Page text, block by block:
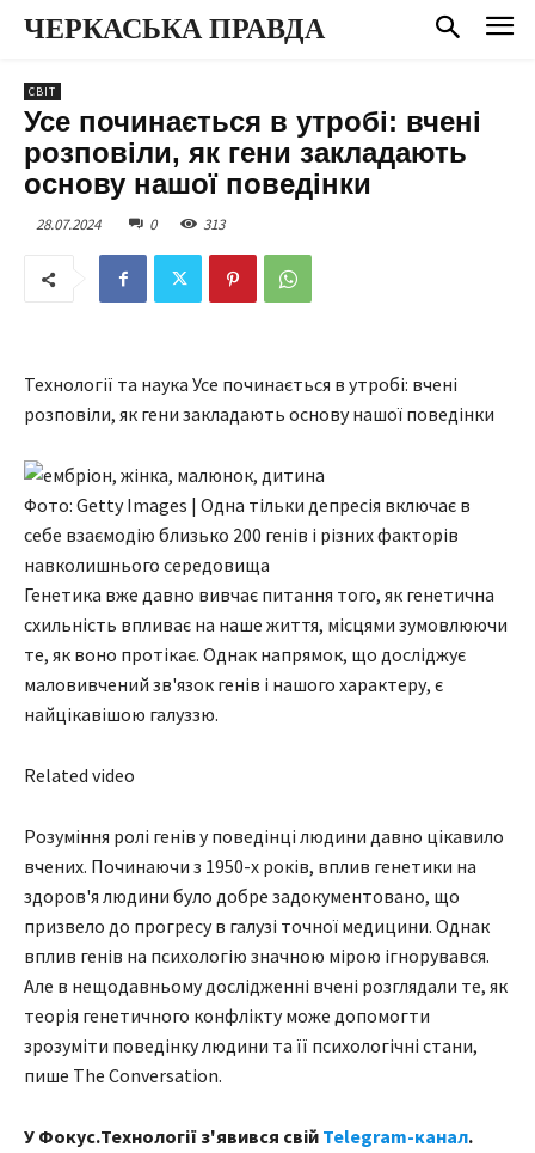
ЧЕРКАСЬКА ПРАВДА
СВІТ
Усе починається в утробі: вчені
розповіли, як гени закладають
основу нашої поведінки
28.07.2024 0 313
Технології та наука Усе починається в утробі: вчені
розповіли, як гени закладають основу нашої поведінки
Фото: Getty Images | Одна тільки депресія включає в
себе взаємодію близько 200 генів і різних факторів
навколишнього середовища
Генетика вже давно вивчає питання того, як генетична
схильність впливає на наше життя, місцями зумовлюючи
те, як воно протікає. Однак напрямок, що досліджує
маловивчений зв'язок генів і нашого характеру, є
найцікавішою галуззю.
Related video
Розуміння ролі генів у поведінці людини давно цікавило
вчених. Починаючи з 1950-х років, вплив генетики на
здоров'я людини було добре задокументовано, що
призвело до прогресу в галузі точної медицини. Однак
вплив генів на психологію значною мірою ігнорувався.
Але в нещодавньому дослідженні вчені розглядали те, як
теорія генетичного конфлікту може допомогти
зрозуміти поведінку людини та її психологічні стани,
пише The Conversation.
У Фокус.Технології з'явився свій Telegram-канал.